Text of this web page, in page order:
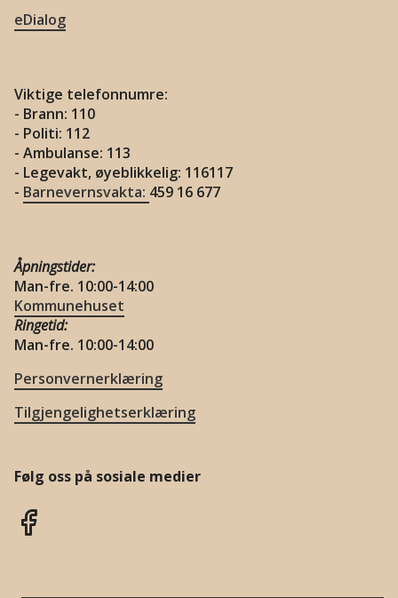
eDialog
Viktige telefonnumre:
- Brann: 110
- Politi: 112
- Ambulanse: 113
- Legevakt, øyeblikkelig: 116117
- Barnevernsvakta: 459 16 677
Åpningstider:
Man-fre. 10:00-14:00
Kommunehuset
Ringetid:
Man-fre. 10:00-14:00
Personvernerklæring
Tilgjengelighetserklæring
Følg oss på sosiale medier